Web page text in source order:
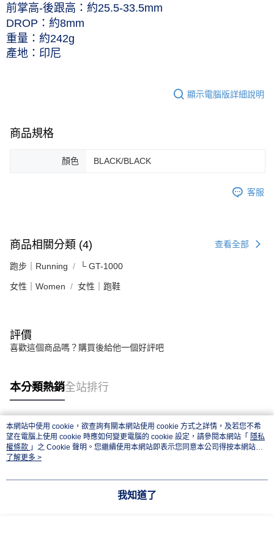
前掌高-後跟高：約25.5-33.5mm
DROP：約8mm
重量：約242g
產地：印尼
顯示電腦版詳細說明
商品規格
顏色 BLACK/BLACK
客服
商品相關分類 (4) 查看全部
跑步｜Running └ GT-1000
女性｜Women 女性｜跑鞋
評價
喜歡這個商品嗎？購買後給他一個好評吧
本分類熱銷全站排行
熱門標籤
本網站中使用 cookie，欲查詢有關本網站使用 cookie 方式之詳情，及若您不希
望在電腦上使用 cookie 時應如何變更電腦的 cookie 設定，請參閱本網站「 隱私
權條款 」之 Cookie 聲明。您繼續使用本網站即表示您同意本公司得按本網站使
用條款之 Cookie 聲明使用 cookie。
了解更多 >
我知道了